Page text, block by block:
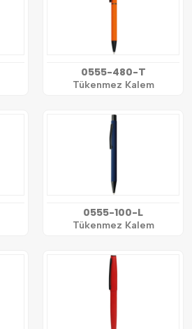
0555-480-T
Tükenmez Kalem
0555-100-L
Tükenmez Kalem